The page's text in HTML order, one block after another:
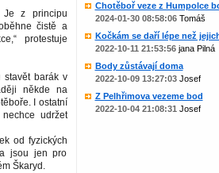
Je z principu
čistě a
protestuje
stavět barák v
někde na
I ostatní
udržet
od fyzických
jsou jen pro
Škaryd.
Chotěboř veze z Humpolce
2024-01-30 08:58:06Tomáš
Kočkám se daří lépe než
2022-10-11 21:53:56jana Pilná
Body zůstávají doma
2022-10-09 13:27:03Josef
Z Pelhřimova vezeme bod
2022-10-04 21:08:31 Josef